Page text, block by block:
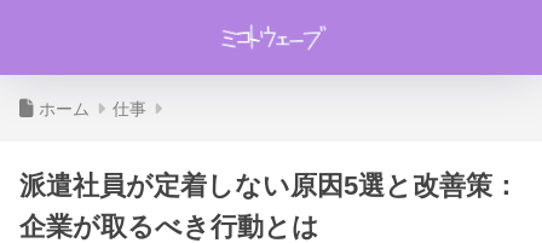
ホーム 仕事
派遣社員が定着しない原因5選と改善策：
企業が取るべき行動とは